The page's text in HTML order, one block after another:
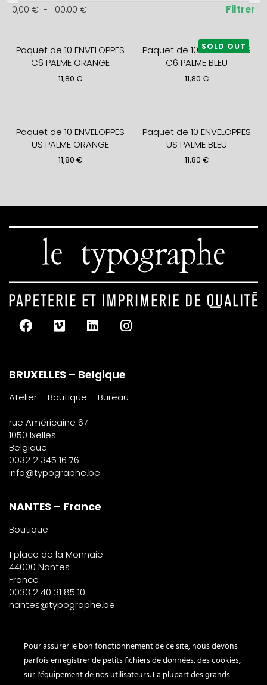
0,00 € - 100,00 € Filtrer
Paquet de 10 ENVELOPPES
C6 PALME ORANGE
11,80 €
Paquet de 10 ENVELOPPES
C6 PALME BLEU
11,80€
SOLD OUT
Paquet de 10 ENVELOPPES
US PALME ORANGE
11,80 €
Paquet de 10 ENVELOPPES
US PALME BLEU
11,80€
BRUXELLES – Belgique
Atelier – Boutique – Bureau
rue Américaine 67
1050 Ixelles
Belgique
0032 2 345 16 76
info@typographe.be
NANTES – France
Boutique
1 place de la Monnaie
44000 Nantes
France
0033 2 40 31 85 10
nantes@typographe.be
Corner
Pour assurer le bon fonctionnement de ce site, nous devons
parfois enregistrer de petits fichiers de données, des cookies,
sur l'équipement de nos utilisateurs. La plupart des grands